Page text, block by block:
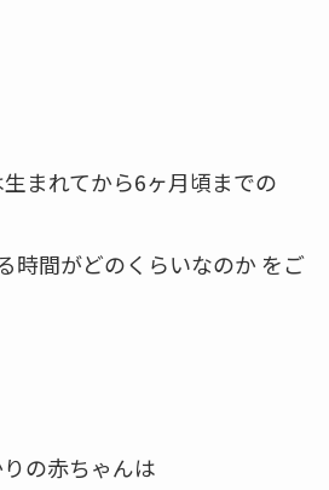
まれてから6ヶ月頃までの
時間がどのくらいなのか をご
の赤ちゃんは